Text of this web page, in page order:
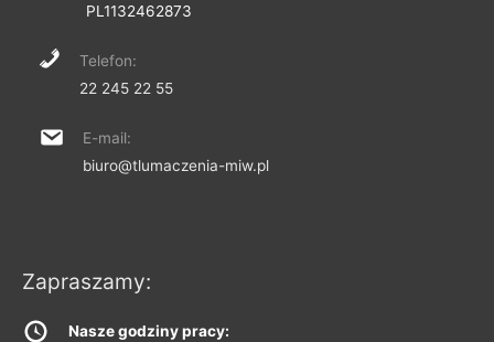
PL1132462873
Telefon:
22 245 22 55
E-mail:
biuro@tlumaczenia-miw.pl
Zapraszamy:
Nasze godziny pracy: